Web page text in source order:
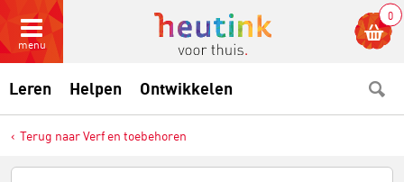
menu
0
Leren Helpen Ontwikkelen
Terug naar Verf en toebehoren